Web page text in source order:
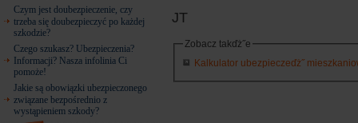
Czym jest doubezpieczenie, czy
trzeba się doubezpieczyć po każdej
szkodzie?
Czego szukasz? Ubezpieczenia?
Informacji? Nasza infolinia Ci
pomoże!
Jakie są obowiązki ubezpieczonego
związane bezpośrednio z
wystąpieniem szkody?
JT
Zobacz takďż˝e
Kalkulator ubezpieczeďż˝